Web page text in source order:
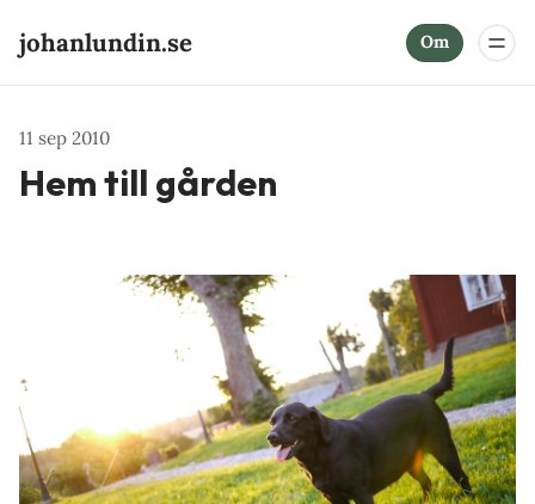
johanlundin.se Om
11 sep 2010
Hem till gården